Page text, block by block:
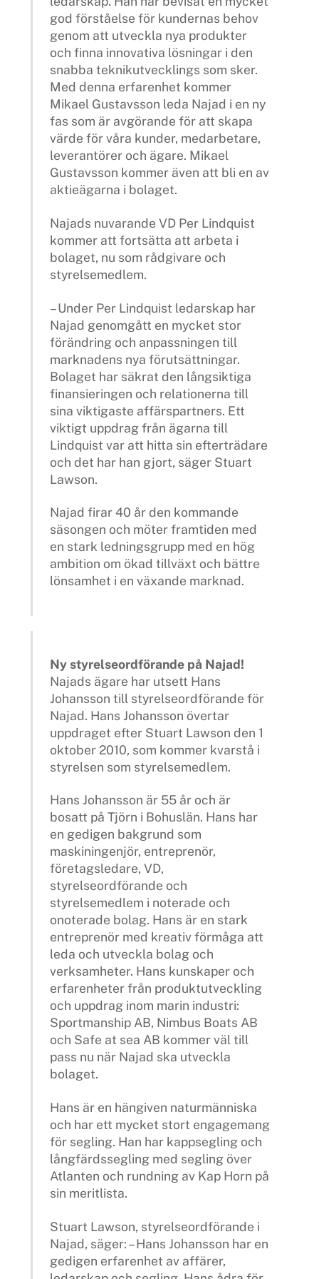
god förståelse för kundernas behov
genom att utveckla nya produkter
och finna innovativa lösningar i den
snabba teknikutvecklings som sker.
Med denna erfarenhet kommer
Mikael Gustavsson leda Najad i en ny
fas som är avgörande för att skapa
värde för våra kunder, medarbetare,
leverantörer och ägare. Mikael
Gustavsson kommer även att bli en av
aktieägarna i bolaget.
Najads nuvarande VD Per Lindquist
kommer att fortsätta att arbeta i
bolaget, nu som rådgivare och
styrelsemedlem.
– Under Per Lindquist ledarskap har
Najad genomgått en mycket stor
förändring och anpassningen till
marknadens nya förutsättningar.
Bolaget har säkrat den långsiktiga
finansieringen och relationerna till
sina viktigaste affärspartners. Ett
viktigt uppdrag från ägarna till
Lindquist var att hitta sin efterträdare
och det har han gjort, säger Stuart
Lawson.
Najad firar 40 år den kommande
säsongen och möter framtiden med
en stark ledningsgrupp med en hög
ambition om ökad tillväxt och bättre
lönsamhet i en växande marknad.
Ny styrelseordförande på Najad!
Najads ägare har utsett Hans
Johansson till styrelseordförande för
Najad. Hans Johansson övertar
uppdraget efter Stuart Lawson den 1
oktober 2010, som kommer kvarstå i
styrelsen som styrelsemedlem.
Hans Johansson är 55 år och är
bosatt på Tjörn i Bohuslän. Hans har
en gedigen bakgrund som
maskiningenjör, entreprenör,
företagsledare, VD,
styrelseordförande och
styrelsemedlem i noterade och
onoterade bolag. Hans är en stark
entreprenör med kreativ förmåga att
leda och utveckla bolag och
verksamheter. Hans kunskaper och
erfarenheter från produktutveckling
och uppdrag inom marin industri:
Sportmanship AB, Nimbus Boats AB
och Safe at sea AB kommer väl till
pass nu när Najad ska utveckla
bolaget.
Hans är en hängiven naturmänniska
och har ett mycket stort engagemang
för segling. Han har kappsegling och
långfärdssegling med segling över
Atlanten och rundning av Kap Horn på
sin meritlista.
Stuart Lawson, styrelseordförande i
Najad, säger: – Hans Johansson har en
gedigen erfarenhet av affärer,